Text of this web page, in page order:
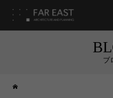
ブ